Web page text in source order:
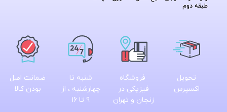
طبقه دوم
تحویل
اکسپرس
فروشگاه
فیزیکی در
زنجان و تهران
شنبه تا
چهارشنبه ، از
9 تا 16
ضمانت اصل
بودن کالا